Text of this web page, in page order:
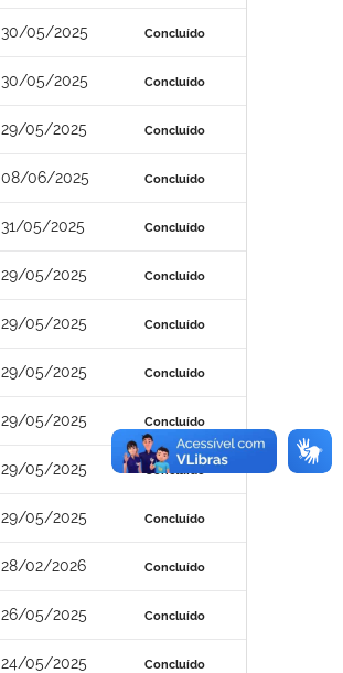
30/05/2025 Concluído
30/05/2025 Concluído
29/05/2025 Concluído
08/06/2025 Concluído
31/05/2025 Concluído
29/05/2025 Concluído
29/05/2025 Concluído
29/05/2025 Concluído
29/05/2025 Concluído
29/05/2025 Concluído
29/05/2025 Concluído
28/02/2026 Concluído
26/05/2025 Concluído
24/05/2025 Concluído